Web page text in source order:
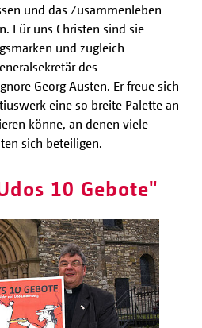
und das Zusammenleben
Für uns Christen sind sie
und zugleich
des
Georg Austen. Er freue sich
eine so breite Palette an
könne, an denen viele
sich beteiligen.
10 Gebote"